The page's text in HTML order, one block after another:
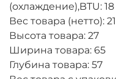
(охлаждение),BTU:
Вес товара (нетто): 21
Высота товара: 27
Ширина товара: 65
Глубина товара: 57